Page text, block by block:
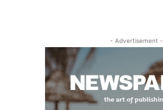
- Advertisement -